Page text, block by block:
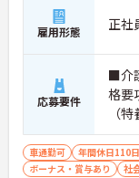
雇用形態 正社
応募要件
■介
格
（
の実
スタ
車通勤可 年間休日110
ボーナス・賞与あり
社